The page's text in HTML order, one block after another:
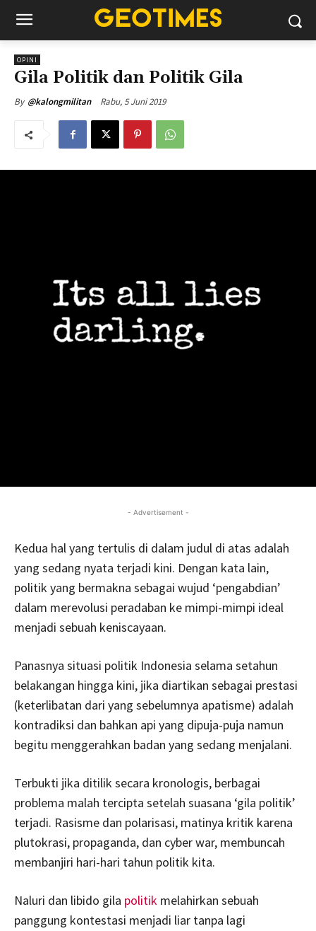
OPINI
Gila Politik dan Politik Gila
By @kalongmilitan Rabu, 5 Juni 2019
- Advertisement -
Kedua hal yang tertulis di dalam judul di atas adalah
yang sedang nyata terjadi kini. Dengan kata lain,
politik yang bermakna sebagai wujud ‘pengabdian’
dalam merevolusi peradaban ke mimpi-mimpi ideal
menjadi sebuah keniscayaan.
Panasnya situasi politik Indonesia selama setahun
belakangan hingga kini, jika diartikan sebagai prestasi
(keterlibatan dari yang sebelumnya apatisme) adalah
kontradiksi dan bahkan api yang dipuja-puja namun
begitu menggerahkan badan yang sedang menjalani.
Terbukti jika ditilik secara kronologis, berbagai
problema malah tercipta setelah suasana ‘gila politik’
terjadi. Rasisme dan polarisasi, matinya kritik karena
plutokrasi, propaganda, dan cyber war, membuncah
membanjiri hari-hari tahun politik kita.
Naluri dan libido gila politik melahirkan sebuah
panggung kontestasi menjadi liar tanpa lagi